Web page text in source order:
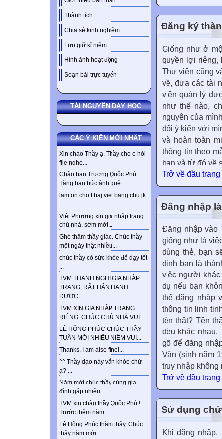
Thành tích
Chia sẻ kinh nghiệm
Lưu giữ kỉ niệm
Hình ảnh hoạt động
Soạn bài trực tuyến
TÀI NGUYÊN DẠY HỌC
CÁC Ý KIẾN MỚI NHẤT
Xin chào Thầy ạ. Thầy cho e hỏi
flie nghe...
Chào bạn Trương Quốc Phú.
Tặng bạn bức ảnh quê...
lam on cho t baj viet bang chu jk
...
Việt Phương xin gia nhập trang
chủ nhà, sớm mời...
Ghé thăm thầy giáo. Chúc thầy
một ngày thật nhiều...
chúc thầy có sức khỏe để dạy tốt
...
TVM THANH NGHỊ GIA NHẬP
TRANG, RẤT HÂN HẠNH
ĐƯỢC...
TVM XIN GIA NHẬP TRANG
RIÊNG. CHÚC CHỦ NHÀ VUI...
LÊ HỒNG PHÚC CHÚC THẦY
TUẦN MỚI NHIỀU NIỀM VUI...
Thanks, I am also fine!...
^^ Thầy dạo này vẫn khỏe chứ
ạ? ...
Năm mới chúc thầy cùng gia
đình gặp nhiều...
TVM xin chào thầy Quốc Phú !
Trước thềm năm...
Lê Hồng Phúc thăm thầy. Chúc
thầy năm mới...
Đăng ký
Giống như ở
quyền lợi riêng,
Thư viện cũng
về, đưa các tài
viện quản lý
như thế nào,
nguyên của
đổi ý kiến với
và hoàn toàn
thông tin theo
bạn và từ đó về
Trở về đầu trang
Đăng nhập
Đăng nhập vào
giống như là
dùng thẻ, bạn
định bạn là
việc người khác
dụ nếu bạn
thể đăng nhập
thông tin linh
tên thật? Tên
đều khác nhau.
gõ để đăng
Vân (sinh năm
truy nhập không
Trở về đầu trang
Sử dụng
Khi đăng